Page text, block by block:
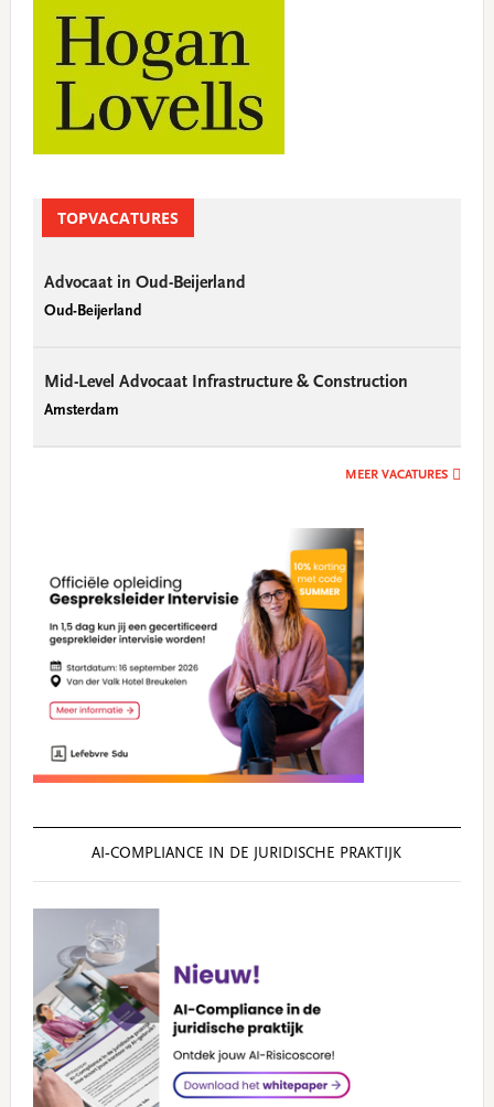
TOPVACATURES
Advocaat in Oud-Beijerland
Oud-Beijerland
Mid-Level Advocaat Infrastructure & Construction
Amsterdam
MEER VACATURES
AI‑COMPLIANCE IN DE JURIDISCHE PRAKTIJK